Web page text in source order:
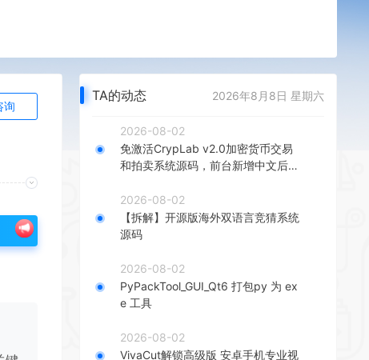
询
TA的动态 2026年8月8日 星期六
2026-08-02
免激活CrypLab v2.0加密货币交易
和拍卖系统源码，前台新增中文后台
2026-08-02
【拆解】开源版海外双语言竞猜系统
源码
2026-08-02
PyPackTool_GUI_Qt6 打包py 为 ex
e 工具
2026-08-02
VivaCut解锁高级版 安卓手机专业视